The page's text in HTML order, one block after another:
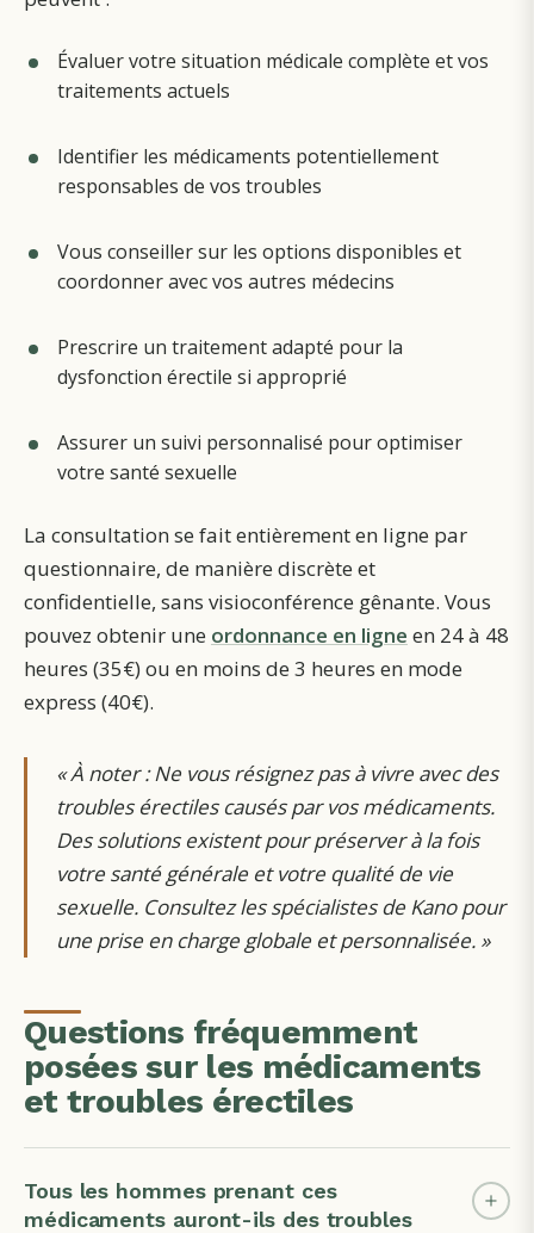
Évaluer votre situation médicale complète et vos
traitements actuels
Identifier les médicaments potentiellement
responsables de vos troubles
Vous conseiller sur les options disponibles et
coordonner avec vos autres médecins
Prescrire un traitement adapté pour la
dysfonction érectile si approprié
Assurer un suivi personnalisé pour optimiser
votre santé sexuelle
La consultation se fait entièrement en ligne par
questionnaire, de manière discrète et
confidentielle, sans visioconférence gênante. Vous
pouvez obtenir une ordonnance en ligne en 24 à 48
heures (35€) ou en moins de 3 heures en mode
express (40€).
«À noter : Ne vous résignez pas à vivre avec des
troubles érectiles causés par vos médicaments.
Des solutions existent pour préserver à la fois
votre santé générale et votre qualité de vie
sexuelle. Consultez les spécialistes de Kano pour
une prise en charge globale et personnalisée. »
Questions fréquemment
posées sur les médicaments
et troubles érectiles
Tous les hommes prenant ces
médicaments auront-ils des troubles